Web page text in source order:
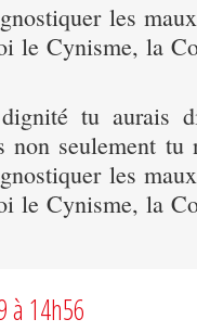
les
le Cynisme, la
tu aurais
seulement tu
les
le Cynisme, la
à 14h56